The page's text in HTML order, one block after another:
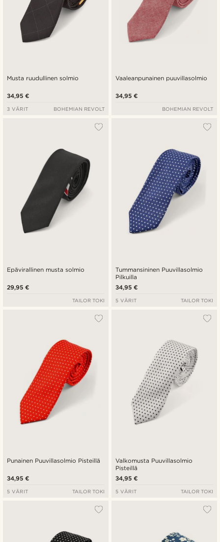
Musta ruudullinen solmio
34,95 €
3 VÄRIT BOHEMIAN REVOLT
Vaaleanpunainen puuvillasolmio
34,95 €
BOHEMIAN REVOLT
Epävirallinen musta solmio
29,95 €
TAILOR TOKI
Tummansininen Puuvillasolmio
Pilkuilla
34,95 €
5 VÄRIT TAILOR TOKI
Punainen Puuvillasolmio Pisteillä
34,95 €
5 VÄRIT TAILOR TOKI
Valkomusta Puuvillasolmio
Pisteillä
34,95 €
5 VÄRIT TAILOR TOKI